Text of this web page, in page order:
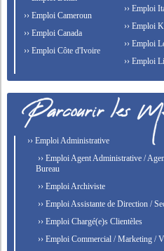
›› Emploi Cameroun
›› Emploi Canada
›› Emploi Côte d'Ivoire
›› Emploi
›› Emploi
›› Emploi
›› Emploi
›› Emploi Administrative
›› Emploi Agent Administrative /
Bureau
›› Emploi Archiviste
›› Emploi Assistante de Direction /
›› Emploi Chargé(e)s Clientèles
›› Emploi Commercial / Marketing /